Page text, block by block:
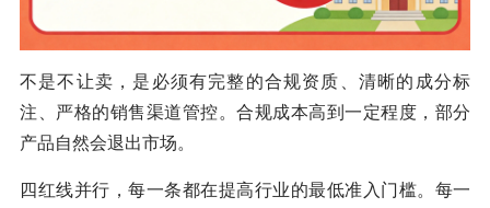
不是不让卖，是必须有完整的合规资质、清晰的成分标
注、严格的销售渠道管控。合规成本高到一定程度，部分
产品自然会退出市场。
四红线并行，每一条都在提高行业的最低准入门槛。每一